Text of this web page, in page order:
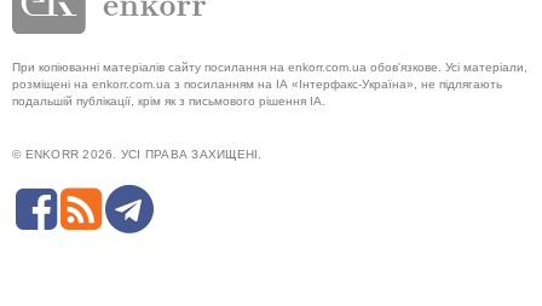
При копіюванні матеріалів сайту посилання на enkorr.com.ua обов'язкове. Усі матеріали,
розміщені на enkorr.com.ua з посиланням на ІА «Інтерфакс-Україна», не підлягають
подальшій публікації, крім як з письмового рішення ІА.
© ENKORR 2026. УСІ ПРАВА ЗАХИЩЕНІ.